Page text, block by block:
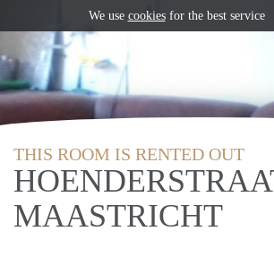
THIS ROOM IS RENTED OUT
MAASTRICHT
We use cookiesfor the best service